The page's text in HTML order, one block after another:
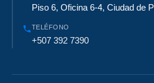
Piso 6, Oficina 6-4, Ciudad de
TELÉFONO
+507 392 7390